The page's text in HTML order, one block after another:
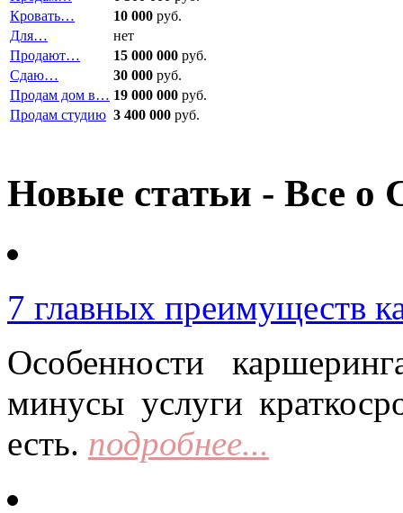
Кровать…
10 000 руб.
Для…
нет
Продают…
15 000 000 руб.
Сдаю…
30 000 руб.
Продам дом в… 19 000 000 руб.
Продам студию 3 400 000 руб.
Новые статьи - Все о
7 главных преимуществ
Особенности
минусы услуги
есть. подробнее...